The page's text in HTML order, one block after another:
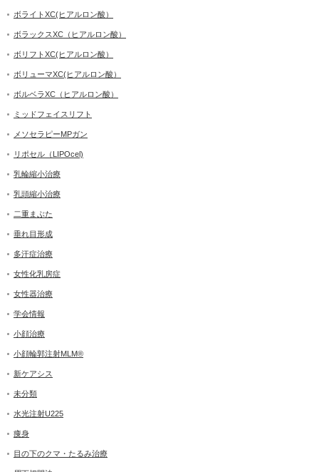
ボライトXC(ヒアルロン酸）
ボラックスXC（ヒアルロン酸）
ボリフトXC(ヒアルロン酸）
ボリューマXC(ヒアルロン酸）
ボルベラXC（ヒアルロン酸）
ミッドフェイスリフト
メソセラピーMPガン
リポセル（LIPOcel)
乳輪縮小治療
乳頭縮小治療
二重まぶた
垂れ目形成
多汗症治療
女性化乳房症
女性器治療
学会情報
小顔治療
小顔輪郭注射MLM®
新ケアシス
未分類
水光注射U225
痩身
目の下のクマ・たるみ治療